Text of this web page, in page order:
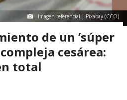
Imagen referencial | Pixabay (CCO)
de un ’súper
cesárea:
total